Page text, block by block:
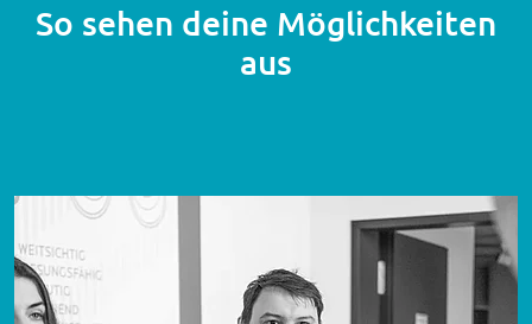
So sehen deine Möglichkeiten
aus